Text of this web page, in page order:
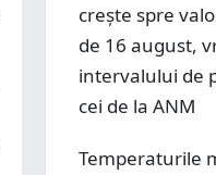
crește spre
de 16 august,
intervalului de
cei de la ANM
Temperaturile